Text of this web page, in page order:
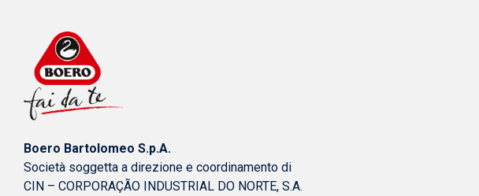
Boero Bartolomeo S.p.A.
Società soggetta a direzione e coordinamento di
CIN – CORPORAÇÃO INDUSTRIAL DO NORTE, S.A.